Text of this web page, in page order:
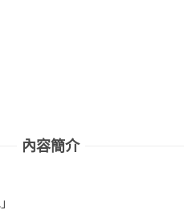
內容簡介